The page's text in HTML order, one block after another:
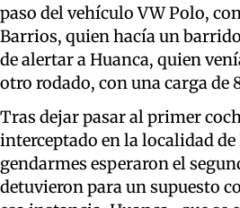
paso del vehículo VW Polo,
Barrios, quien hacía un
de alertar a Huanca, quien
otro rodado, con una carga de
Tras dejar pasar al primer
interceptado en la localidad
gendarmes esperaron el
detuvieron para un supuesto